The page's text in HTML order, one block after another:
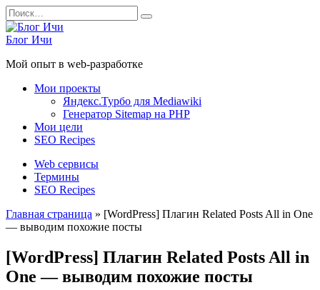
Перейти
к
содержанию
Search
for:
Блог Ичи
Мой опыт в web-разработке
Мои проекты
Яндекс.Турбо для Mediawiki
Генератор Sitemap на PHP
Мои цели
SEO Recipes
Web сервисы
Термины
SEO Recipes
Главная страница » [WordPress] Плагин Related Posts All in One
— выводим похожие посты
[WordPress] Плагин Related Posts All in
One — выводим похожие посты